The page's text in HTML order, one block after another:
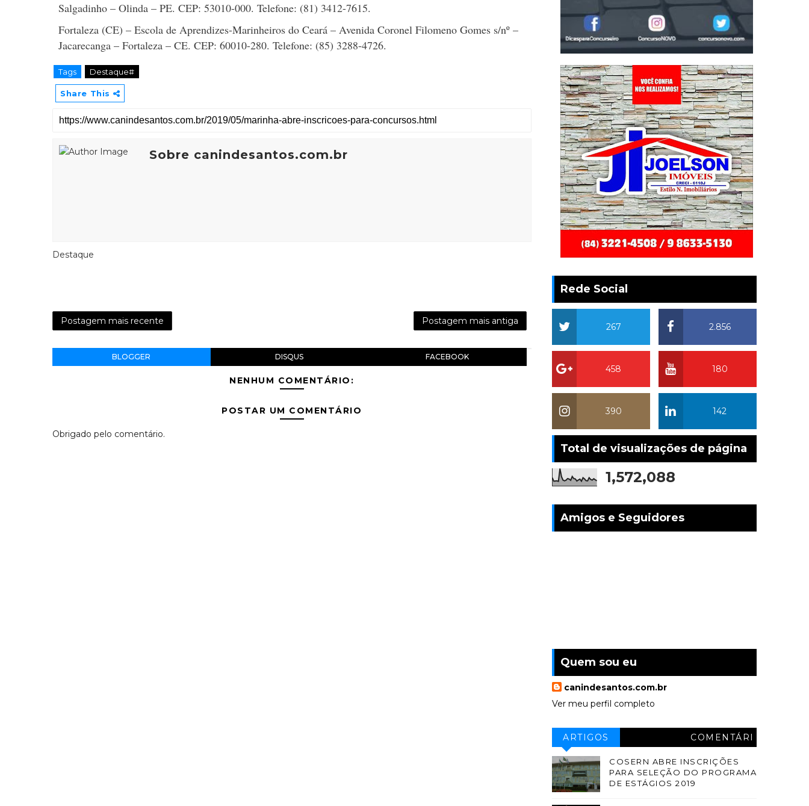
Salgadinho – Olinda – PE. CEP: 53010-000. Telefone: (81) 3412-7615.
Fortaleza (CE) – Escola de Aprendizes-Marinheiros do Ceará – Avenida Coronel Filomeno Gomes s/nº –
Jacarecanga – Fortaleza – CE. CEP: 60010-280. Telefone: (85) 3288-4726.
Tags Destaque#
Share This
Sobre canindesantos.com.br
Destaque
Postagem mais recente Postagem mais antiga
BLOGGER DISQUS FACEBOOK
NENHUM COMENTÁRIO:
POSTAR UM COMENTÁRIO
Obrigado pelo comentário.
Rede Social
2.856
267
180
458
142
390
Total de visualizações de página
1,572,088
Amigos e Seguidores
Quem sou eu
canindesantos.com.br
Ver meu perfil completo
ARTIGOS
COMENTÁRI
OS
COSERN ABRE INSCRIÇÕES
PARA SELEÇÃO DO PROGRAMA
DE ESTÁGIOS 2019